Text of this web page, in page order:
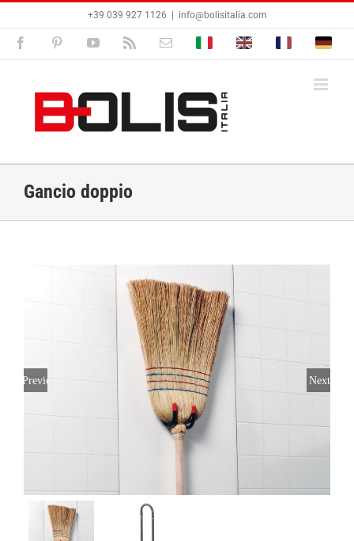
contenuto
+39 039 927 1126 info@bolisitalia.com
FacebookPinterestYouTube EmailBolisitalia.itBolisitalia.comBolisitalia.fr
Gancio doppio
Previous Next